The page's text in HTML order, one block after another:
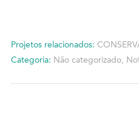
Projetos relacionados:
Categoria: Não categorizado,